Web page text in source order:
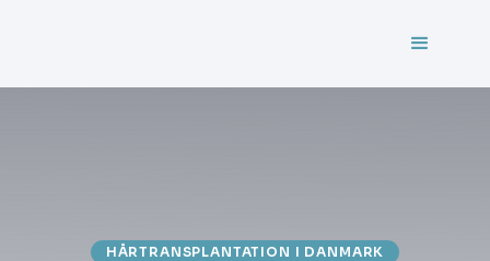
HÅRTRANSPLANTATION I DANMARK